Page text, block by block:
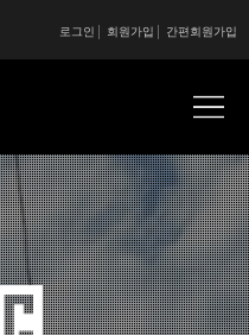
간편회원가입
회원가입
로그인